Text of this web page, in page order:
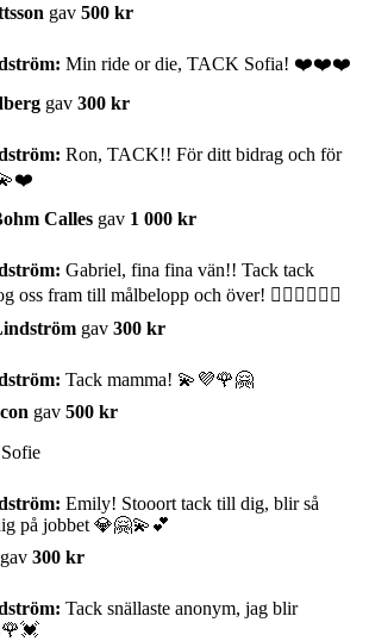
gav 500 kr
Min ride or die, TACK Sofia! ❤️❤️❤️
gav 300 kr
Ron, TACK!! För ditt bidrag och för
Calles gav 1 000 kr
Gabriel, fina fina vän!! Tack tack
fram till målbelopp och över! ✊🏼💫💕🌹🙏
gav 300 kr
Tack mamma! 💫💜🌹🤗
gav 500 kr
Emily! Stooort tack till dig, blir så
på jobbet 💎🤗💫💕
gav 300 kr
Tack snällaste anonym, jag blir